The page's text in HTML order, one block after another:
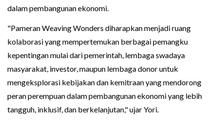
dalam pembangunan ekonomi.
"Pameran Weaving Wonders diharapkan menjadi ruang
kolaborasi yang mempertemukan berbagai pemangku
kepentingan mulai dari pemerintah, lembaga swadaya
masyarakat, investor, maupun lembaga donor untuk
mengeksplorasi kebijakan dan kemitraan yang mendorong
peran perempuan dalam pembangunan ekonomi yang lebih
tangguh, inklusif, dan berkelanjutan," ujar Yori.